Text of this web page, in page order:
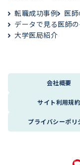
転職成功事例
医
データで見る医師
大学医局紹介
会社概要
サイト利用規約
プライバシーポリ